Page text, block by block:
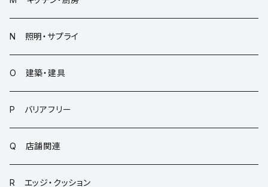
N 照明・サプライ
O 建築・建具
P バリアフリー
Q 店舗関連
R エッジ・クッション